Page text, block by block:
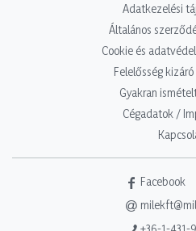
Adatkezelési
Általános
Cookie és
Felelősség
Gyakran
Cégadatok /
Facebook